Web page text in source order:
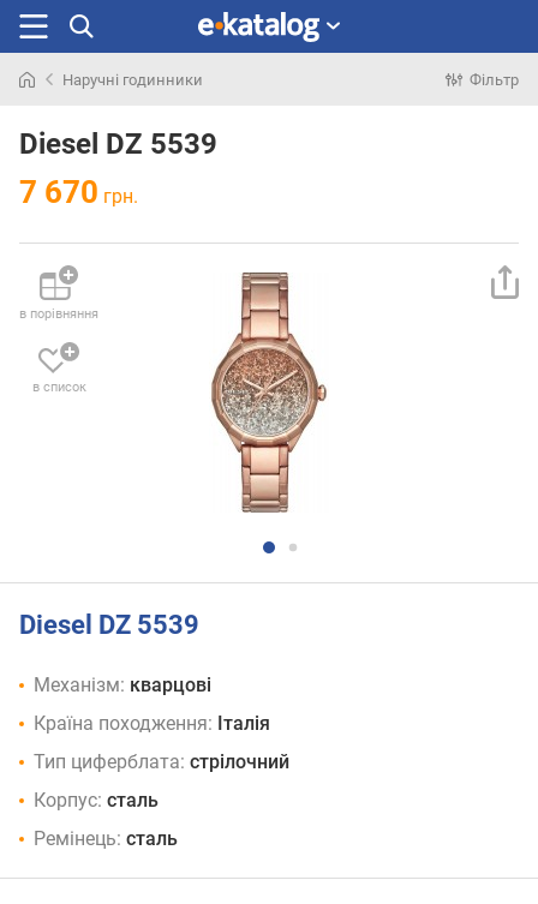
раніше
Наручні годинники Фільтр
Diesel DZ 5539
7 670 грн.
в порівняння
в список
Diesel DZ 5539
Механізм: кварцові
Країна походження: Італія
Тип циферблата: стрілочний
Корпус: сталь
Ремінець: сталь